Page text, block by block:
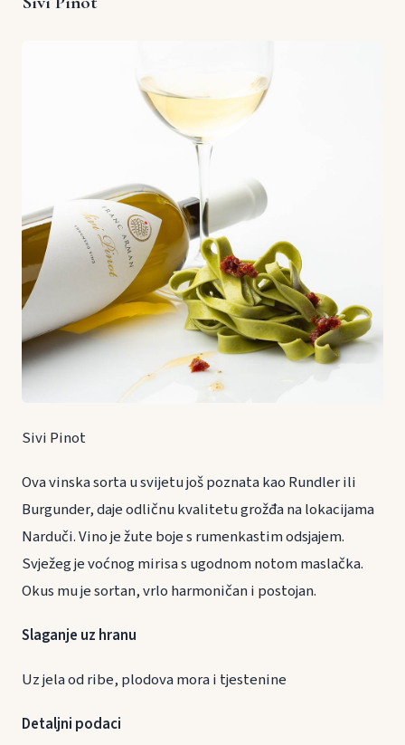
Sivi Pinot
Ova vinska sorta u svijetu još poznata kao Rundler ili
Burgunder, daje odličnu kvalitetu grožđa na lokacijama
Narduči. Vino je žute boje s rumenkastim odsjajem.
Svježeg je voćnog mirisa s ugodnom notom maslačka.
Okus mu je sortan, vrlo harmoničan i postojan.
Slaganje uz hranu
Uz jela od ribe, plodova mora i tjestenine
Detaljni podaci